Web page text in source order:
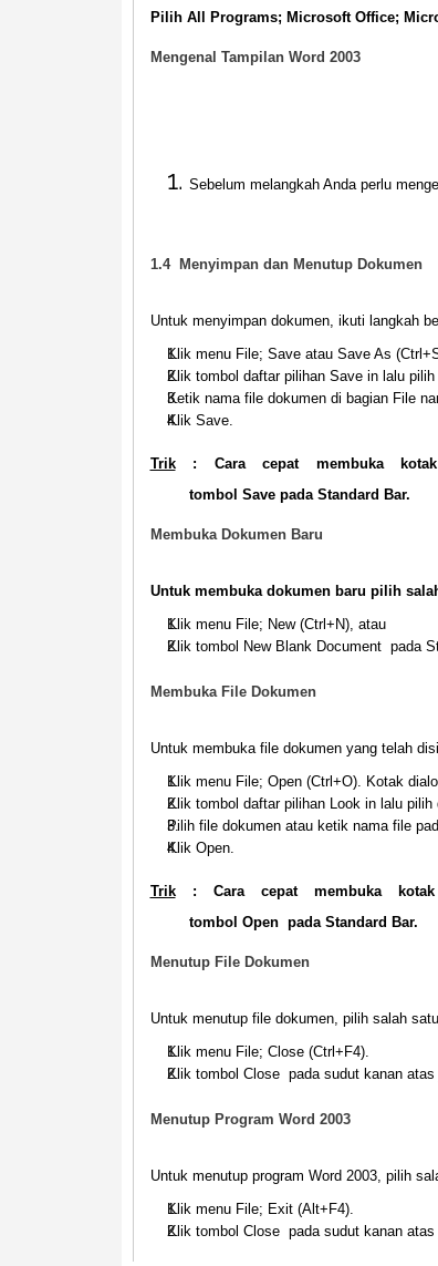
Pilih All Programs; Microsoft Office;
Mengenal Tampilan Word 2003
Sebelum melangkah Anda perlu
1.4 Menyimpan dan Menutup Dokumen
Untuk menyimpan dokumen, ikuti langkah
Klik menu File; Save atauSave As (
Klik tombol daftar pilihan Save inlalu pilih
Ketik nama file dokumen di bagian File
Klik Save.
Trik: Cara cepat membuka kotak
tombolSavepada Standard Bar.
Membuka Dokumen Baru
Untuk membuka dokumen baru pilih
Klik menu File; New(Ctrl+N), atau
Klik tombol New Blank Document pada
Membuka File Dokumen
Untuk membuka file dokumen yang telah
Klik menu File; Open(Ctrl+O). Kotak
Klik tombol daftar pilihan Look inlalu pilih
Pilih file dokumen atau ketik nama file
Klik Open.
Trik: Cara cepat membuka kotak
tombolOpen pada Standard Bar.
Menutup File Dokumen
Untuk menutup file dokumen, pilih salah
Klik menu File; Close(Ctrl+F4).
Klik tombol Close pada sudut kanan
Menutup Program Word 2003
Untuk menutup program Word 2003, pilih
Klik menu File; Exit (Alt+F4).
Klik tombol Close pada sudut kanan